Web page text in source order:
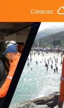
Caracas: